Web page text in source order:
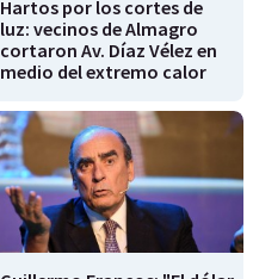
Hartos por los cortes de
luz: vecinos de Almagro
cortaron Av. Díaz Vélez en
medio del extremo calor